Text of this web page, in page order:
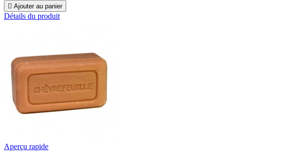
 Ajouter au panier
Détails du produit
Aperçu rapide